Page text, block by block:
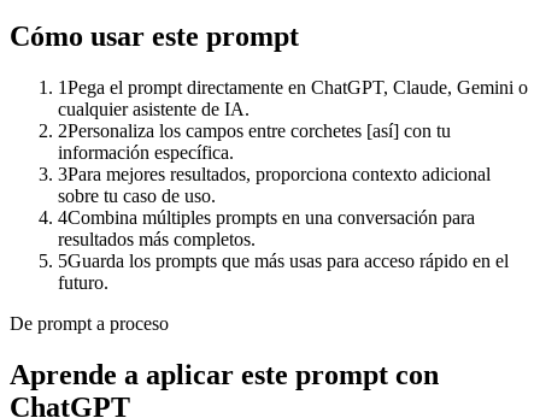
Cómo usar este prompt
1Pega el prompt directamente en ChatGPT, Claude, Gemini o
cualquier asistente de IA.
2Personaliza los campos entre corchetes [así] con tu
información específica.
3Para mejores resultados, proporciona contexto adicional
sobre tu caso de uso.
4Combina múltiples prompts en una conversación para
resultados más completos.
5Guarda los prompts que más usas para acceso rápido en el
futuro.
De prompt a proceso
Aprende a aplicar este prompt con
ChatGPT